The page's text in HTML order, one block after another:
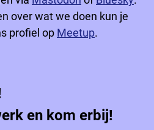
over wat we doen kun je
profiel op Meetup.
en kom erbij!